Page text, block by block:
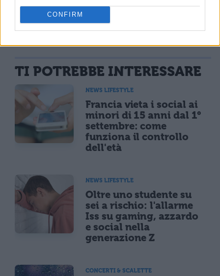
CONFIRM
TI POTREBBE INTERESSARE
NEWS LIFESTYLE
Francia vieta i social ai
minori di 15 anni dal 1°
settembre: come
funziona il controllo
dell'età
NEWS LIFESTYLE
Oltre uno studente su
sei a rischio: l'allarme
Iss su gaming, azzardo
e social nella
generazione Z
CONCERTI & SCALETTE